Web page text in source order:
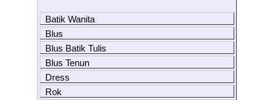
Batik Wanita
Blus
Blus Batik Tulis
Blus Tenun
Dress
Rok